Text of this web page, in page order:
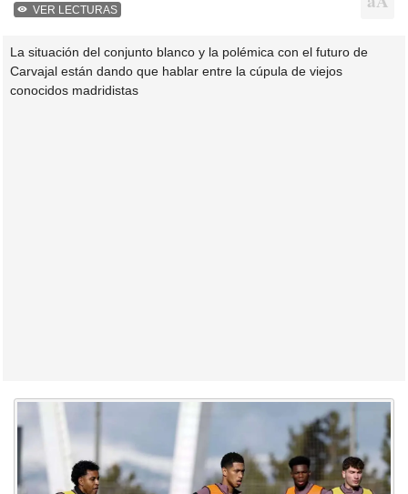
VER LECTURAS
La situación del conjunto blanco y la polémica con el futuro de
Carvajal están dando que hablar entre la cúpula de viejos
conocidos madridistas